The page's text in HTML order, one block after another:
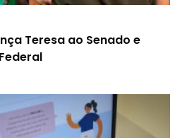
Teresa ao Senado e